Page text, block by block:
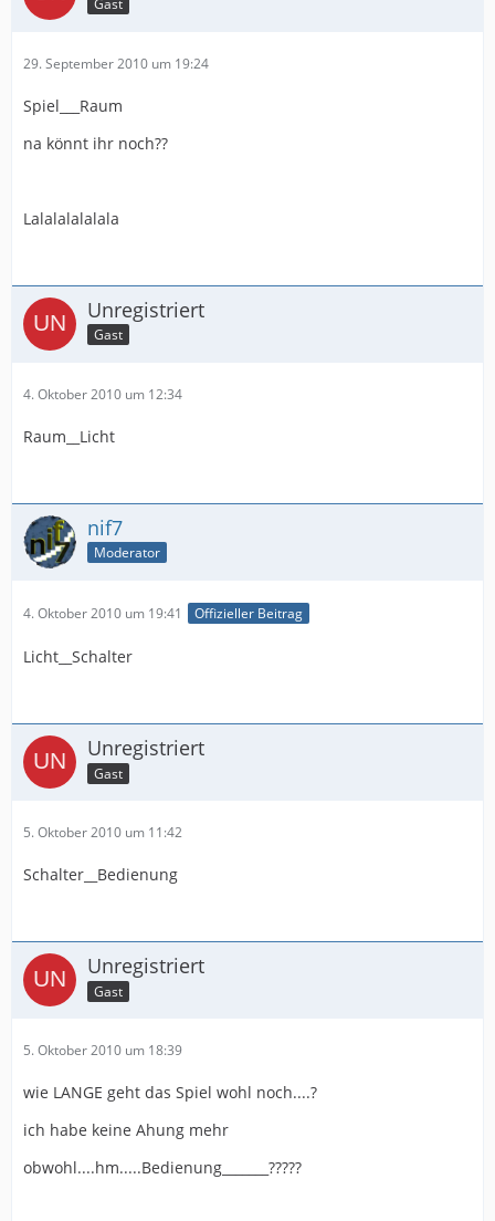
Gast
29. September 2010 um 19:24
Spiel___Raum
na könnt ihr noch??
Lalalalalalala
Unregistriert
Gast
4. Oktober 2010 um 12:34
Raum__Licht
nif7
Moderator
4. Oktober 2010 um 19:41 Offizieller Beitrag
Licht__Schalter
Unregistriert
Gast
5. Oktober 2010 um 11:42
Schalter__Bedienung
Unregistriert
Gast
5. Oktober 2010 um 18:39
wie LANGE geht das Spiel wohl noch....?
ich habe keine Ahung mehr
obwohl....hm.....Bedienung_______?????